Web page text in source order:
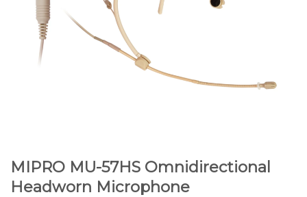
MIPRO MU-57HS Omnidirectional
Headworn Microphone